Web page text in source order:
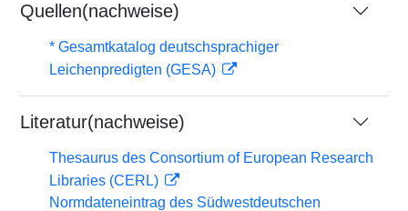
Quellen(nachweise)
* Gesamtkatalog deutschsprachiger
Leichenpredigten (GESA)
Literatur(nachweise)
Thesaurus des Consortium of European Research
Libraries (CERL)
Normdateneintrag des Südwestdeutschen